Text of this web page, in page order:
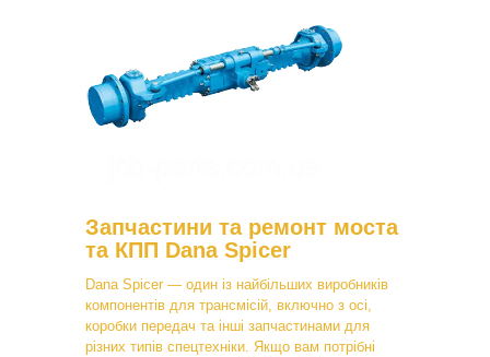
Запчастини та ремонт моста
та КПП Dana Spicer
Dana Spicer — один із найбільших виробників
компонентів для трансмісій, включно з осі,
коробки передач та інші запчастинами для
різних типів спецтехніки. Якщо вам потрібні